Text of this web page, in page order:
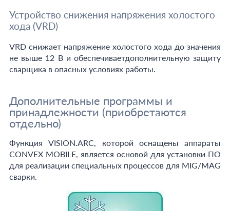
Устройство снижения напряжения холостого
хода (VRD)
VRD снижает напряжение холостого хода до значения
не выше 12 В и обеспечиваетдополнительную защиту
сварщика в опасных условиях работы.
Дополнительные программы и
принадлежности (приобретаются
отдельно)
Функция VISION.ARC, которой оснащены аппараты
CONVEX MOBILE, является основой для установки ПО
для реализации специальных процессов для MIG/MАG
сварки.